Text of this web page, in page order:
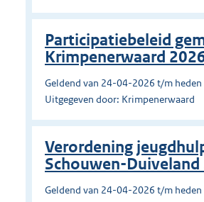
Participatiebeleid
Krimpenerwaard
Geldend van 24-04-2026 t/m heden
Uitgegeven door: Krimpenerwaard
Verordening
Schouwen-Duiveland
Geldend van 24-04-2026 t/m heden